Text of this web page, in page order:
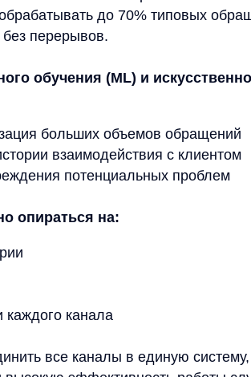
канала
эффективность работы службы
ритейлеров, где количество
онлайн-
которые получает компания
сервиса.
выбора товара значительно снижает
в момент принятия решения.